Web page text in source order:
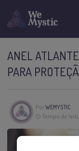
ANEL
PARA
PorWEMYSTIC
Tempo de